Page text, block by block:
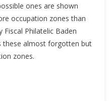
ones are shown
occupation zones than
Philatelic Baden
these almost forgotten but
zones.